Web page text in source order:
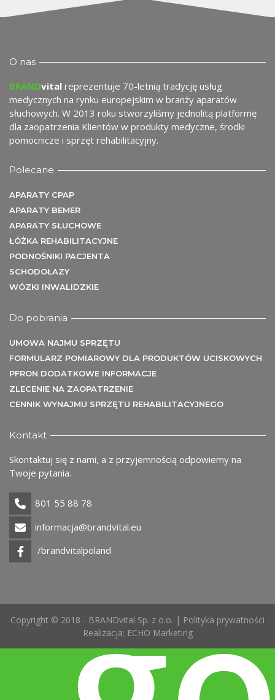
O nas
BRANDvital reprezentuje 70-letnią tradycję usług
medycznych na rynku europejskim w branży aparatów
słuchowych. W 2013 roku stworzyliśmy jednolitą platformę
dla zaopatrzenia Klientów w produkty medyczne, środki
pomocnicze i sprzęt rehabilitacyjny.
Polecane
APARATY CPAP
APARATY BEMER
APARATY SŁUCHOWE
ŁÓŻKA REHABILITACYJNE
PODNOŚNIKI PACJENTA
SCHODOŁAZY
WÓZKI INWALIDZKIE
Do pobrania
UMOWA NAJMU SPRZĘTU
FORMULARZ POMIAROWY DLA PRODUKTÓW UCISKOWYCH
PFRON DODATKOWE INFORMACJE
ZLECENIE NA ZAOPATRZENIE
CENNIK WYNAJMU SPRZĘTU REHABILITACYJNEGO
Kontakt
Skontaktuj się z nami, a z przyjemnością odpowiemy na
Twoje pytania.
801 55 88 78
informacja@brandvital.eu
/brandvitalpoland
Copyright © 2018 - BRANDvital Sp. z o.o. | Polityka prywatności
Realizacja: ECHO Marketing